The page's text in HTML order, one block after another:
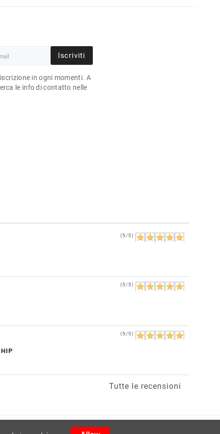
Iscriviti
in ogni momenti. A
le info di contatto nelle
(5/5)
(5/5)
(5/5)
Tutte le recensioni